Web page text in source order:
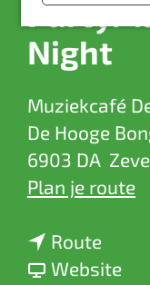
Night
Muziekcafé
De Hooge
6903 DA
Plan je routen
Routen
a
Websitev